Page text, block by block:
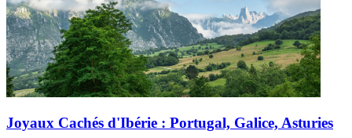
Joyaux Cachés d'Ibérie : Portugal, Galice, Asturies